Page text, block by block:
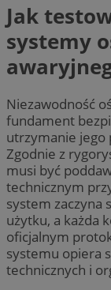
Jak
systemy
Niezawodność
fundament
utrzymanie jego
Zgodnie z
musi być
technicznym
system zaczyna
użytku, a każda
oficjalnym
systemu opiera
technicznych i